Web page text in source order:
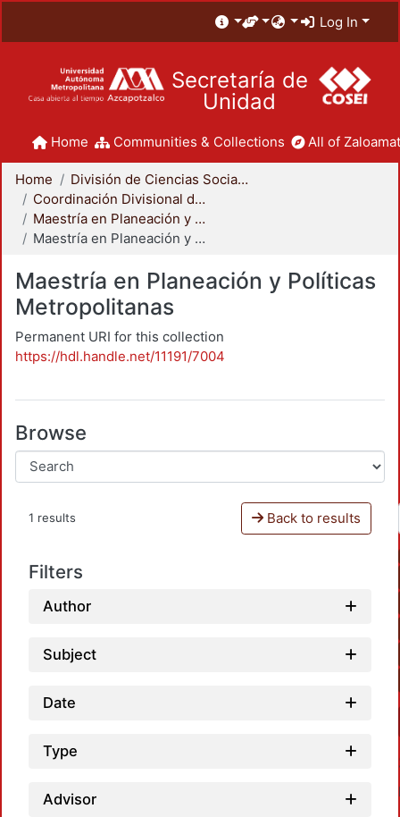
Log In
Secretaría de
Unidad
Home Communities & Collections All of
Home
División de Ciencias Sociales y Humanidades
Coordinación Divisional de Posgrado
Maestría en Planeación y Políticas Metropolitanas
Maestría en Planeación y Políticas Metropolitanas
Maestría en Planeación y Políticas
Metropolitanas
Permanent URI for this collection
https://hdl.handle.net/11191/7004
Browse
1 results Back to results
Filters
Author
Subject
Date
Type
Advisor